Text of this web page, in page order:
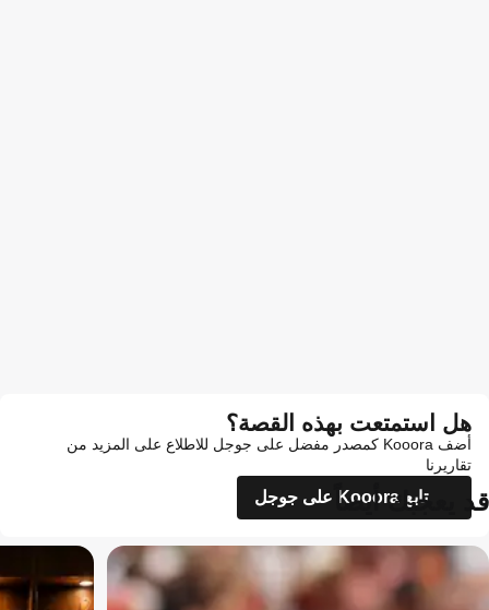
هل استمتعت بهذه القصة؟
أضف Kooora كمصدر مفضل على جوجل للاطلاع على المزيد من
تقاريرنا
تابع Kooora على جوجل
قد يعجبك أيضاً